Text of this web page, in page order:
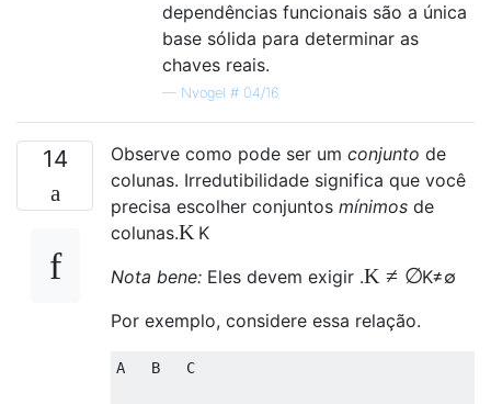
dependências funcionais são a única
base sólida para determinar as
chaves reais.
— Nvogel # 04/16
14 Observe como pode ser um conjunto de
colunas. Irredutibilidade significa que você
precisa escolher conjuntos mínimos de
colunas.K K
Nota bene: Eles devem exigir .K ≠ ∅K≠∅
Por exemplo, considere essa relação.
A   B   C